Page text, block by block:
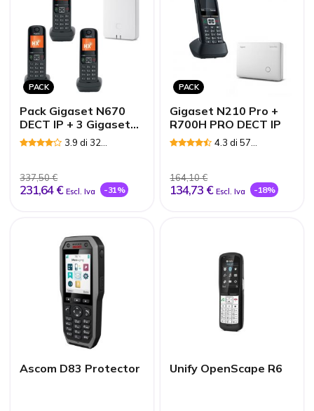
PACK
Pack Gigaset N670
DECT IP + 3 Gigaset
AS690HX3.9 di 32
337,50 €
231,64 € Escl. Iva -31%
PACK
Gigaset N210 Pro +
R700H PRO DECT IP
4.3 di 57
164,10 €
134,73 € Escl. Iva -18%
Ascom D83 Protector Unify OpenScape R6